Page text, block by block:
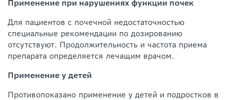
Применение при нарушениях функции почек
Для пациентов с почечной недостаточностью
специальные рекомендации по дозированию
отсутствуют. Продолжительность и частота приема
препарата определяется лечащим врачом.
Применение у детей
Противопоказано применение у детей и подростков в